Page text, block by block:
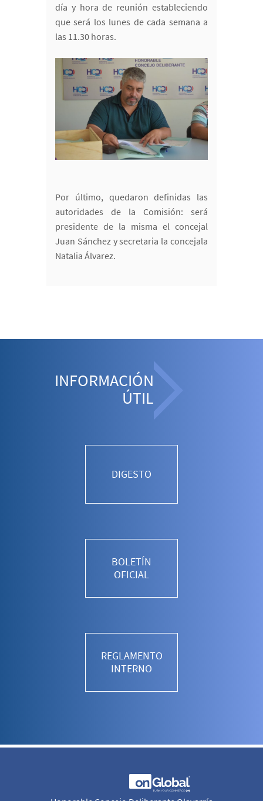
día y hora de reunión estableciendo
que será los lunes de cada semana a
las 11.30 horas.
Por último, quedaron definidas las
autoridades de la Comisión: será
presidente de la misma el concejal
Juan Sánchez y secretaria la concejala
Natalia Álvarez.
INFORMACIÓN
ÚTIL
DIGESTO
BOLETÍN
OFICIAL
REGLAMENTO
INTERNO